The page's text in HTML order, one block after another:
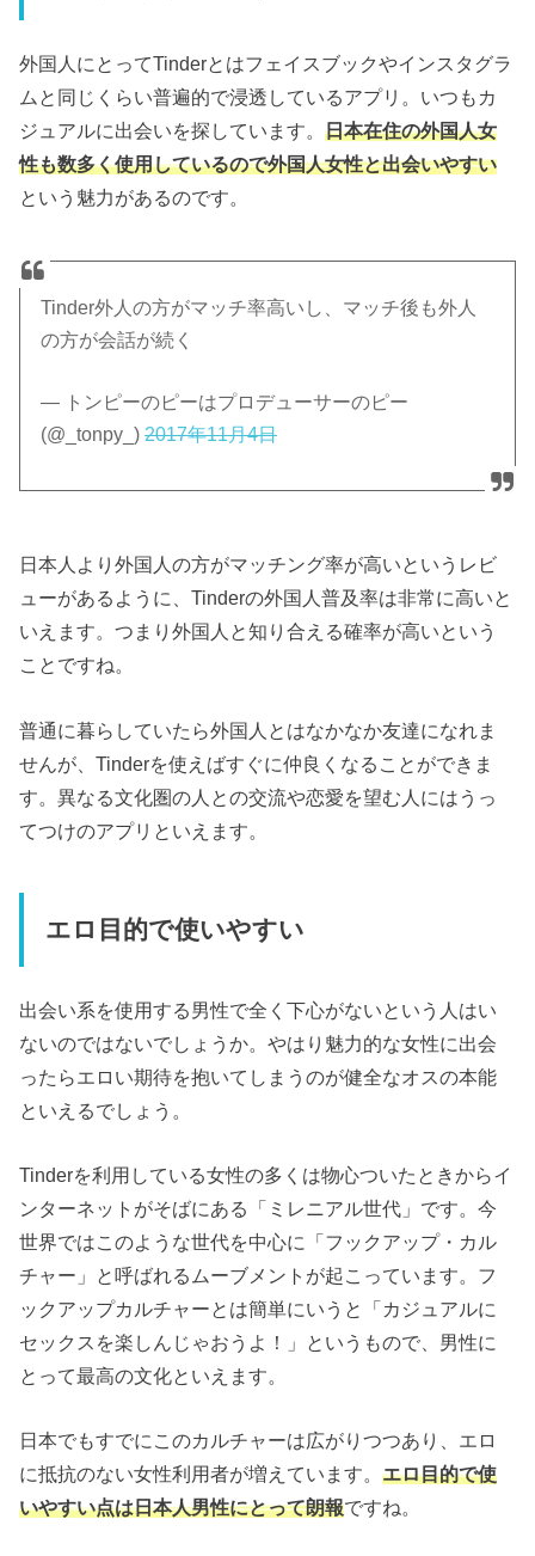
外国人にとってTinderとはフェイスブックやインスタグラ
ムと同じくらい普遍的で浸透しているアプリ。いつもカ
ジュアルに出会いを探しています。日本在住の外国人女
性も数多く使用しているので外国人女性と出会いやすい
という魅力があるのです。
Tinder外人の方がマッチ率高いし、マッチ後も外人
の方が会話が続く
— トンピーのピーはプロデューサーのピー
(@_tonpy_)2017年11月4日
日本人より外国人の方がマッチング率が高いというレビ
ューがあるように、Tinderの外国人普及率は非常に高いと
いえます。つまり外国人と知り合える確率が高いという
ことですね。
普通に暮らしていたら外国人とはなかなか友達になれま
せんが、Tinderを使えばすぐに仲良くなることができま
す。異なる文化圏の人との交流や恋愛を望む人にはうっ
てつけのアプリといえます。
エロ目的で使いやすい
出会い系を使用する男性で全く下心がないという人はい
ないのではないでしょうか。やはり魅力的な女性に出会
ったらエロい期待を抱いてしまうのが健全なオスの本能
といえるでしょう。
Tinderを利用している女性の多くは物心ついたときからイ
ンターネットがそばにある「ミレニアル世代」です。今
世界ではこのような世代を中心に「フックアップ・カル
チャー」と呼ばれるムーブメントが起こっています。フ
ックアップカルチャーとは簡単にいうと「カジュアルに
セックスを楽しんじゃおうよ！」というもので、男性に
とって最高の文化といえます。
日本でもすでにこのカルチャーは広がりつつあり、エロ
に抵抗のない女性利用者が増えています。エロ目的で使
いやすい点は日本人男性にとって朗報ですね。